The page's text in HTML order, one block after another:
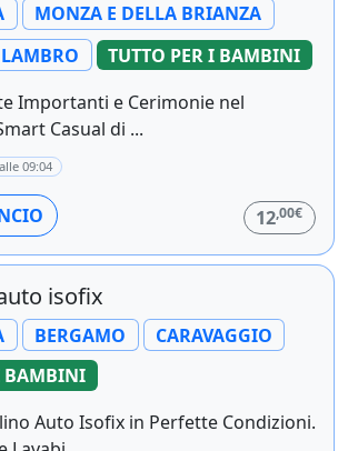
MONZA E DELLA BRIANZA
TUTTO PER I BAMBINI
Importanti e Cerimonie nel
Casual di ...
09:04
12,00€
isofix
BERGAMO
CARAVAGGIO
BAMBINI
Auto Isofix in Perfette Condizioni.